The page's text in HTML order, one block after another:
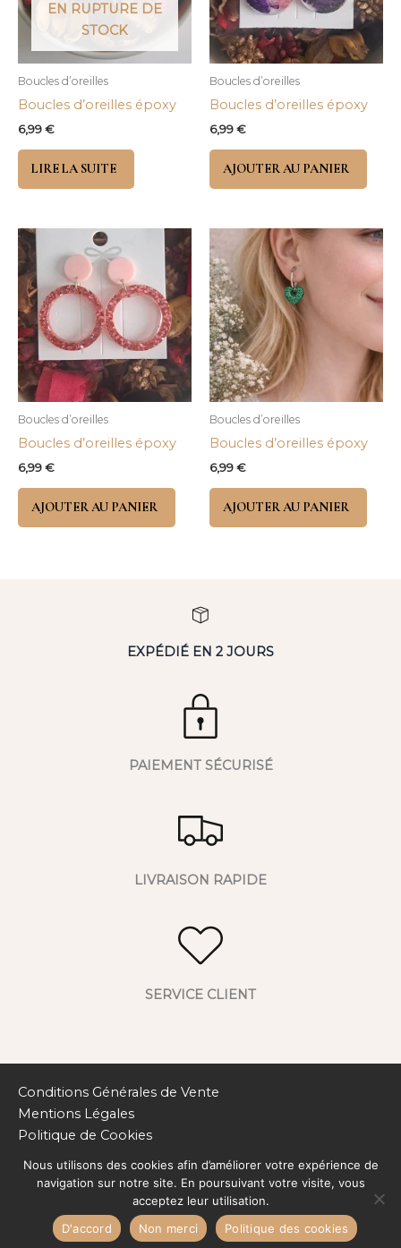
EN RUPTURE DE
STOCK
Boucles d’oreilles
Boucles d’oreilles époxy
6,99€
LIRE LA SUITE
Boucles d’oreilles
Boucles d’oreilles époxy
6,99€
AJOUTER AU PANIER
Boucles d’oreilles
Boucles d’oreilles époxy
6,99€
AJOUTER AU PANIER
Boucles d’oreilles
Boucles d’oreilles époxy
6,99€
AJOUTER AU PANIER
EXPÉDIÉ EN 2 JOURS
PAIEMENT SÉCURISÉ
LIVRAISON RAPIDE
SERVICE CLIENT
Conditions Générales de Vente
Mentions Légales
Politique de Cookies
©2026 ATELIER DE RENÁTA Atelier de Renata
ower By
Nous utilisons des cookies afin d’améliorer votre expérience de
navigation sur notre site. En poursuivant votre visite, vous
acceptez leur utilisation.
D'accord
Non merci Politique des cookies